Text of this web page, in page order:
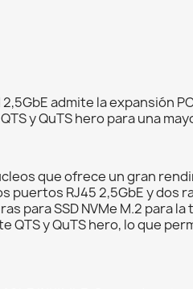
admite la expansión
y QuTS hero para una
que ofrece un gran
puertos RJ45 2,5GbE y dos
para SSD NVMe M.2 para
y QuTS hero, lo que